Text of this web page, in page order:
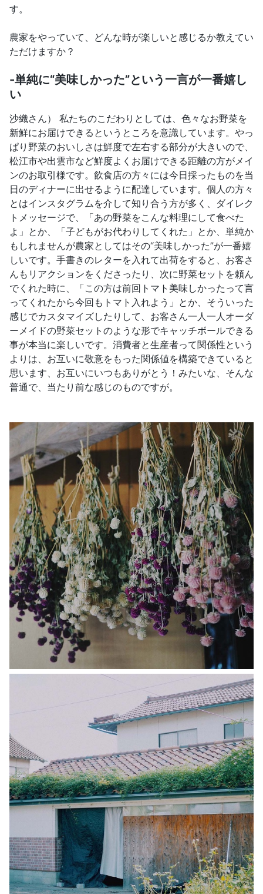
す。
農家をやっていて、どんな時が楽しいと感じるか教えてい
ただけますか？
-単純に“美味しかった”という一言が一番嬉し
い
沙織さん） 私たちのこだわりとしては、色々なお野菜を
新鮮にお届けできるというところを意識しています。やっ
ぱり野菜のおいしさは鮮度で左右する部分が大きいので、
松江市や出雲市など鮮度よくお届けできる距離の方がメイ
ンのお取引様です。飲食店の方々には今日採ったものを当
日のディナーに出せるように配達しています。個人の方々
とはインスタグラムを介して知り合う方が多く、ダイレク
トメッセージで、「あの野菜をこんな料理にして食べた
よ」とか、「子どもがお代わりしてくれた」とか、単純か
もしれませんが農家としてはその“美味しかった”が一番嬉
しいです。手書きのレターを入れて出荷をすると、お客さ
んもリアクションをくださったり、次に野菜セットを頼ん
でくれた時に、「この方は前回トマト美味しかったって言
ってくれたから今回もトマト入れよう」とか、そういった
感じでカスタマイズしたりして、お客さん一人一人オーダ
ーメイドの野菜セットのような形でキャッチボールできる
事が本当に楽しいです。消費者と生産者って関係性という
よりは、お互いに敬意をもった関係値を構築できていると
思います、お互いにいつもありがとう！みたいな、そんな
普通で、当たり前な感じのものですが。